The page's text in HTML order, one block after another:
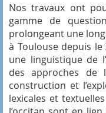
Nos travaux ont
gamme de
prolongeant une
à Toulouse depuis le
une linguistique de
des approches de
construction et
lexicales et